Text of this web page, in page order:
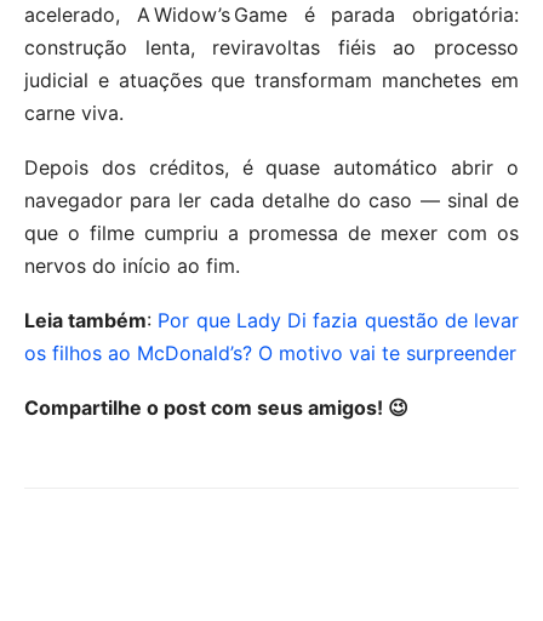
acelerado, A Widow’s Game é parada obrigatória:
construção lenta, reviravoltas fiéis ao processo
judicial e atuações que transformam manchetes em
carne viva.
Depois dos créditos, é quase automático abrir o
navegador para ler cada detalhe do caso — sinal de
que o filme cumpriu a promessa de mexer com os
nervos do início ao fim.
Leia também: Por que Lady Di fazia questão de levar
os filhos ao McDonald’s? O motivo vai te surpreender
Compartilhe o post com seus amigos! 😉